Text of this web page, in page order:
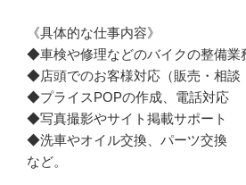
《具体的な仕事内容》
◆車検や修理などのバイクの整備業
◆店頭でのお客様対応（販売・相談
◆プライスPOPの作成、電話対応
◆写真撮影やサイト掲載サポート
◆洗車やオイル交換、パーツ交換
など。